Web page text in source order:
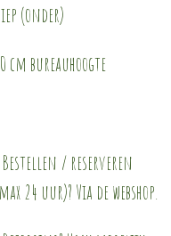
(onder)
cm bureauhoogte
Bestellen / reserveren
24 uur)? Via de webshop.